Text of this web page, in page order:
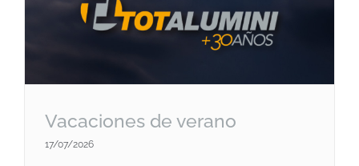
Vacaciones de verano
17/07/2026